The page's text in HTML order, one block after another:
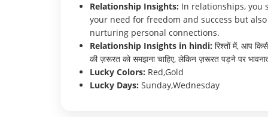
Relationship Insights: In relationships, you
your need for freedom and success but
nurturing personal connections.
Relationship Insights in hindi: रिश्तों में, आप
की ज़रूरत को समझना चाहिए, लेकिन ज़रूरत पड़ने पर
Lucky Colors: Red,Gold
Lucky Days: Sunday,Wednesday